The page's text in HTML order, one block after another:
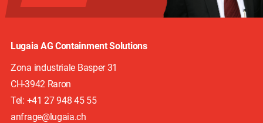
Lugaia AG Containment Solutions
Zona industriale Basper 31
CH-3942Raron
Tel: +41 27 948 45 55
anfrage@lugaia.ch